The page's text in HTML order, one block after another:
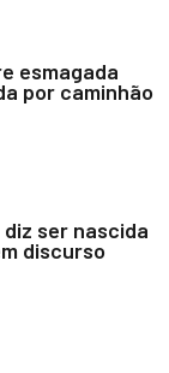
esmagada
por caminhão
diz ser nascida
discurso